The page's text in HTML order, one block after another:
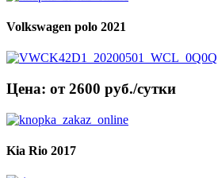
Volkswagen polo 2021
Цена: от 2600 руб./сутки
Kia Rio 2017